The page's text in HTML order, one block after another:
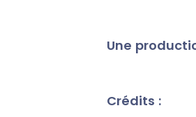
Une
Crédits :